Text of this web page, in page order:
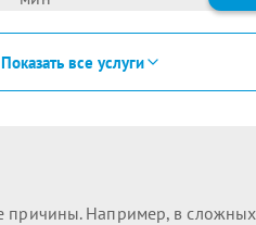
Показать все услуги
причины. Например, в